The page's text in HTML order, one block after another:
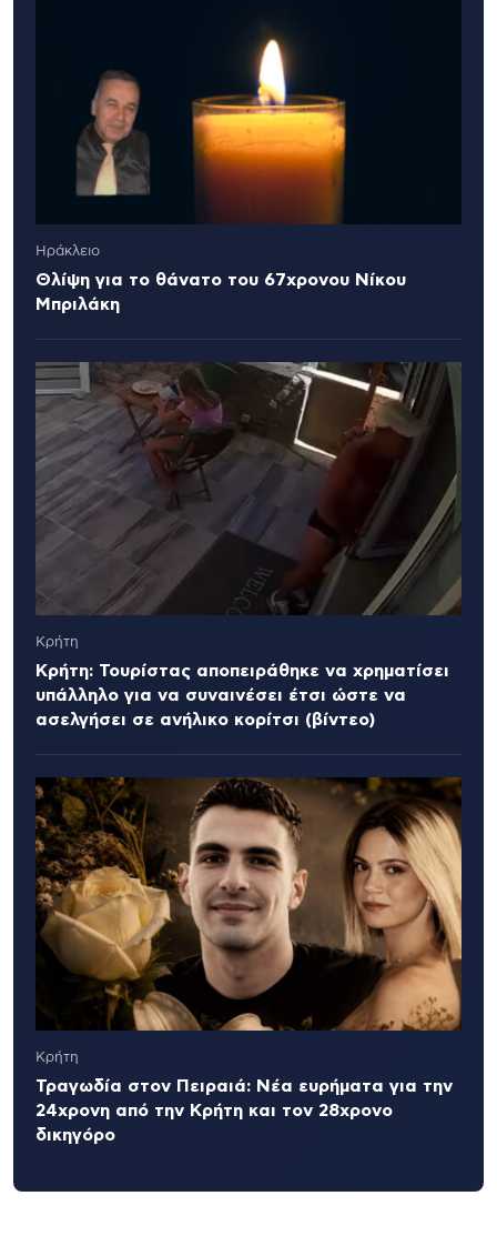
Ηράκλειο
Θλίψη για το θάνατο του 67χρονου Νίκου
Μπριλάκη
Κρήτη
Κρήτη: Τουρίστας αποπειράθηκε να χρηματίσει
υπάλληλο για να συναινέσει έτσι ώστε να
ασελγήσει σε ανήλικο κορίτσι (βίντεο)
Κρήτη
Τραγωδία στον Πειραιά: Νέα ευρήματα για την
24χρονη από την Κρήτη και τον 28χρονο
δικηγόρο